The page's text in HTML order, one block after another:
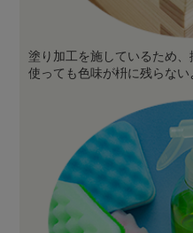
塗り加工を施しているため
使っても色味が枡に残らない